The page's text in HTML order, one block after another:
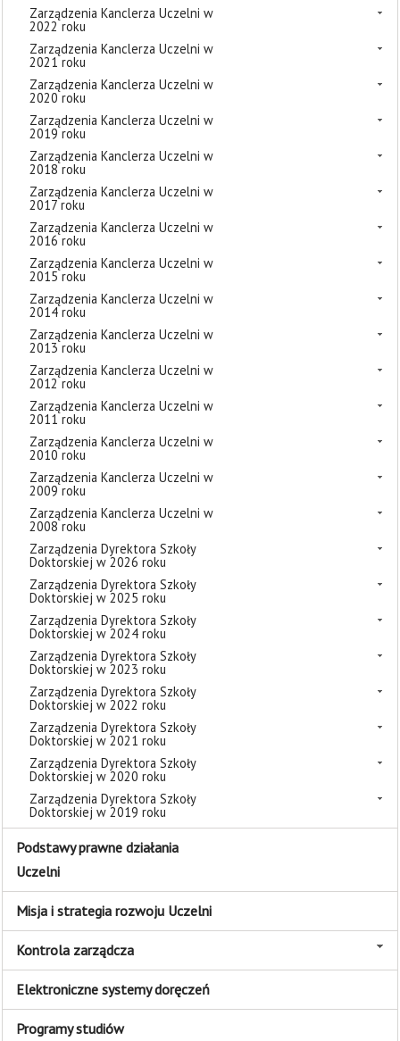
Zarządzenia Kanclerza Uczelni w
2022 roku
Zarządzenia Kanclerza Uczelni w
2021 roku
Zarządzenia Kanclerza Uczelni w
2020 roku
Zarządzenia Kanclerza Uczelni w
2019 roku
Zarządzenia Kanclerza Uczelni w
2018 roku
Zarządzenia Kanclerza Uczelni w
2017 roku
Zarządzenia Kanclerza Uczelni w
2016 roku
Zarządzenia Kanclerza Uczelni w
2015 roku
Zarządzenia Kanclerza Uczelni w
2014 roku
Zarządzenia Kanclerza Uczelni w
2013 roku
Zarządzenia Kanclerza Uczelni w
2012 roku
Zarządzenia Kanclerza Uczelni w
2011 roku
Zarządzenia Kanclerza Uczelni w
2010 roku
Zarządzenia Kanclerza Uczelni w
2009 roku
Zarządzenia Kanclerza Uczelni w
2008 roku
Zarządzenia Dyrektora Szkoły
Doktorskiej w 2026 roku
Zarządzenia Dyrektora Szkoły
Doktorskiej w 2025 roku
Zarządzenia Dyrektora Szkoły
Doktorskiej w 2024 roku
Zarządzenia Dyrektora Szkoły
Doktorskiej w 2023 roku
Zarządzenia Dyrektora Szkoły
Doktorskiej w 2022 roku
Zarządzenia Dyrektora Szkoły
Doktorskiej w 2021 roku
Zarządzenia Dyrektora Szkoły
Doktorskiej w 2020 roku
Zarządzenia Dyrektora Szkoły
Doktorskiej w 2019 roku
Podstawy prawne działania
Uczelni
Misja i strategia rozwoju Uczelni
Kontrola zarządcza
Elektroniczne systemy doręczeń
Programy studiów